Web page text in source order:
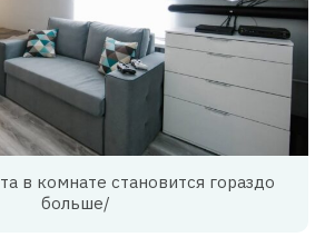
в комнате становится гораздо
больше/